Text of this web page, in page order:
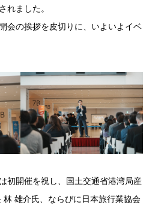
れました。
会の挨拶を皮切りに、いよいよイベ
初開催を祝し、国土交通省港湾局産
雄介氏、ならびに日本旅行業協会